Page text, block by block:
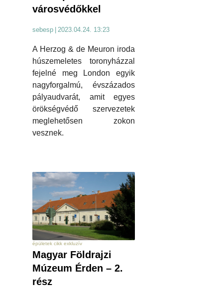
városvédőkkel
sebesp 2023.04.24. 13:23
A Herzog & de Meuron iroda
húszemeletes toronyházzal
fejelné meg London egyik
nagyforgalmú, évszázados
pályaudvarát, amit egyes
örökségvédő szervezetek
meglehetősen zokon
vesznek.
épületek cikk exkluzív
Magyar Földrajzi
Múzeum Érden – 2.
rész